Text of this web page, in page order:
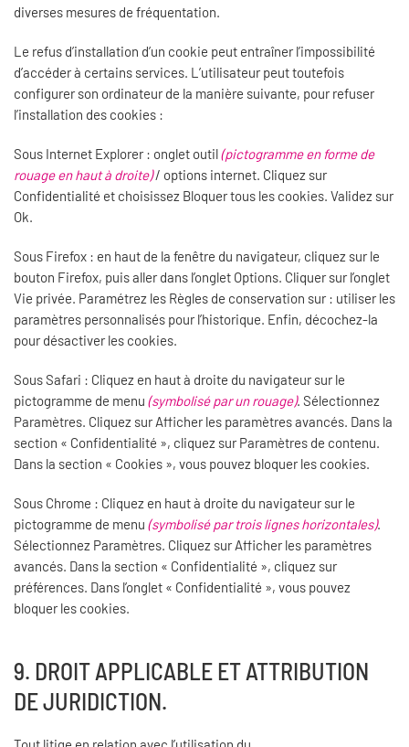
diverses mesures de fréquentation.
Le refus d’installation d’un cookie peut entraîner l’impossibilité
d’accéder à certains services. L’utilisateur peut toutefois
configurer son ordinateur de la manière suivante, pour refuser
l’installation des cookies :
Sous Internet Explorer : onglet outil(pictogramme en forme de
rouage en haut à droite)/ options internet. Cliquez sur
Confidentialité et choisissez Bloquer tous les cookies. Validez sur
Ok.
Sous Firefox : en haut de la fenêtre du navigateur, cliquez sur le
bouton Firefox, puis aller dans l’onglet Options. Cliquer sur l’onglet
Vie privée. Paramétrez les Règles de conservation sur : utiliser les
paramètres personnalisés pour l’historique. Enfin, décochez-la
pour désactiver les cookies.
Sous Safari : Cliquez en haut à droite du navigateur sur le
pictogramme de menu (symbolisé par un rouage). Sélectionnez
Paramètres. Cliquez sur Afficher les paramètres avancés. Dans la
section « Confidentialité », cliquez sur Paramètres de contenu.
Dans la section « Cookies », vous pouvez bloquer les cookies.
Sous Chrome : Cliquez en haut à droite du navigateur sur le
pictogramme de menu (symbolisé par trois lignes horizontales).
Sélectionnez Paramètres. Cliquez sur Afficher les paramètres
avancés. Dans la section « Confidentialité », cliquez sur
préférences. Dans l’onglet « Confidentialité », vous pouvez
bloquer les cookies.
9. DROIT APPLICABLE ET ATTRIBUTION
DE JURIDICTION.